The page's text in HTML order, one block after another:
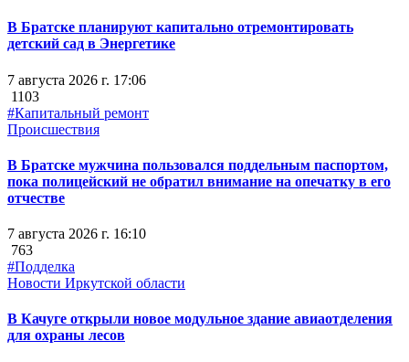
В Братске планируют капитально отремонтировать
детский сад в Энергетике
7 августа 2026 г. 17:06
1103
#Капитальный ремонт
Происшествия
В Братске мужчина пользовался поддельным паспортом,
пока полицейский не обратил внимание на опечатку в его
отчестве
7 августа 2026 г. 16:10
763
#Подделка
Новости Иркутской области
В Качуге открыли новое модульное здание авиаотделения
для охраны лесов